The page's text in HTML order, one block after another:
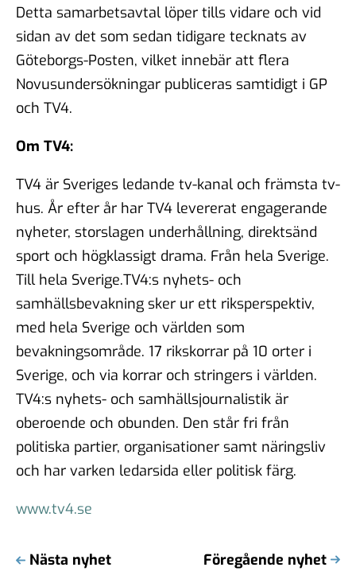
Detta samarbetsavtal löper tills vidare och vid
sidan av det som sedan tidigare tecknats av
Göteborgs-Posten, vilket innebär att flera
Novusundersökningar publiceras samtidigt i GP
och TV4.
Om TV4:
TV4 är Sveriges ledande tv-kanal och främsta tv-
hus. År efter år har TV4 levererat engagerande
nyheter, storslagen underhållning, direktsänd
sport och högklassigt drama. Från hela Sverige.
Till hela Sverige.TV4:s nyhets- och
samhällsbevakning sker ur ett riksperspektiv,
med hela Sverige och världen som
bevakningsområde. 17 rikskorrar på 10 orter i
Sverige, och via korrar och stringers i världen.
TV4:s nyhets- och samhällsjournalistik är
oberoende och obunden. Den står fri från
politiska partier, organisationer samt näringsliv
och har varken ledarsida eller politisk färg.
www.tv4.se
Nästa nyhet Föregående nyhet